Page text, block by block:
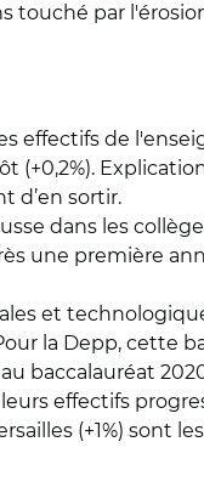
touché par
effectifs de
(+0,2%).
d’en sortir.
dans les
une première
et
la Depp, cette
baccalauréat
effectifs
(+1%) sont